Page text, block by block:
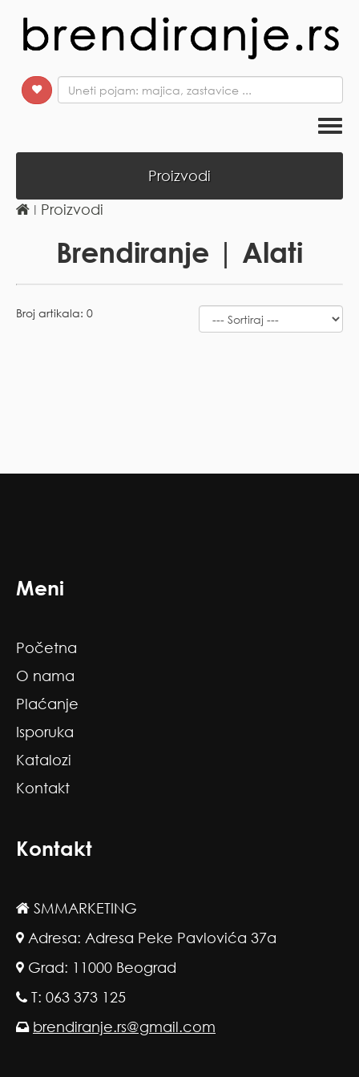
Proizvodi
ǀ Proizvodi
Brendiranje | Alati
Broj artikala: 0
Meni
Početna
O nama
Plaćanje
Isporuka
Katalozi
Kontakt
Kontakt
SMMARKETING
Adresa: Adresa Peke Pavlovića 37a
Grad: 11000 Beograd
T: 063 373 125
brendiranje.rs@gmail.com